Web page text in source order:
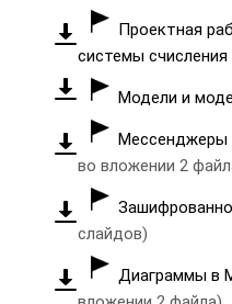
Проектная
системы счисления
Модели и
Мессенджеры
во вложении 2
слайдов)
Диаграммы в